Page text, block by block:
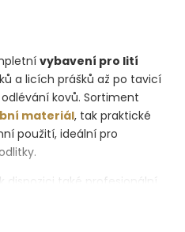
vybavení pro lití
a licích prášků až po tavicí
kovů. Sortiment
materiál, tak praktické
použití, ideální pro
dispozici také profesionální
licí zařízení, které zajistí